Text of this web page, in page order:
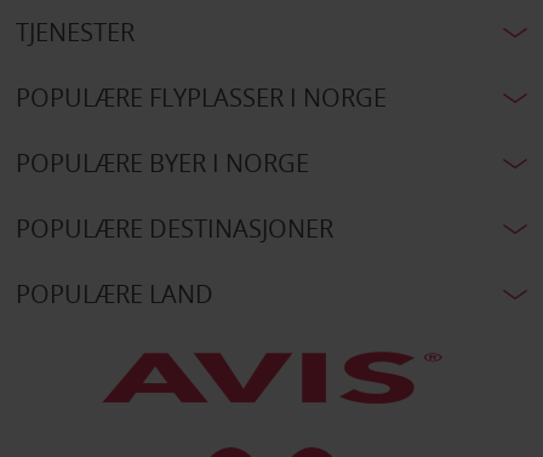
TJENESTER
POPULÆRE FLYPLASSER I NORGE
POPULÆRE BYER I NORGE
POPULÆRE DESTINASJONER
POPULÆRE LAND